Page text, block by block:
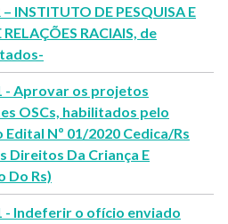
INSTITUTO DE PESQUISA E
RACIAIS, de
- Aprovar os projetos
OSCs, habilitados pelo
Nº 01/2020 Cedica/Rs
Direitos Da Criança E
Do Rs)
- Indeferir o ofício enviado